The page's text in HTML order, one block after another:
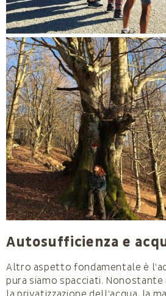
Autosufficienza e
Altro aspetto fondamentale è
pura siamo spacciati.